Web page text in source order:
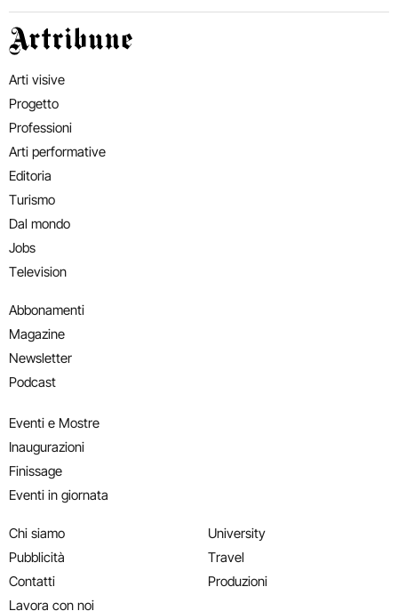
Artribune
Arti visive
Progetto
Professioni
Arti performative
Editoria
Turismo
Dal mondo
Jobs
Television
Abbonamenti
Magazine
Newsletter
Podcast
Eventi e Mostre
Inaugurazioni
Finissage
Eventi in giornata
Chi siamo
Pubblicità
Contatti
Lavora con noi
University
Travel
Produzioni